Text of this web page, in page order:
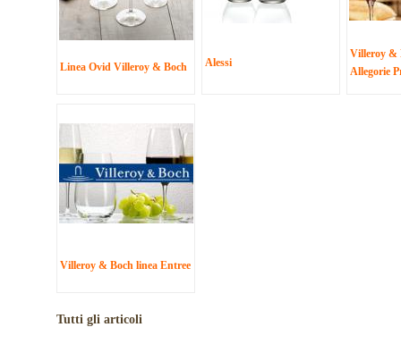
Linea Ovid Villeroy & Boch Alessi
Villeroy &
Allegorie
Villeroy & Boch linea Entree
Tutti gli articoli